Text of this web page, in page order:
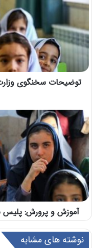
توضیحات سخنگوی
آموزش و پرورش: پلیس
نوشته های مشابه